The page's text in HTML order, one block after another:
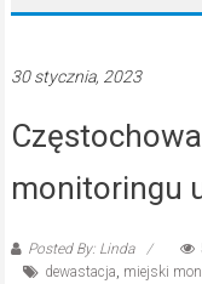
30 stycznia, 2023
monitoringu
Posted By: Linda
dewastacja, miejski